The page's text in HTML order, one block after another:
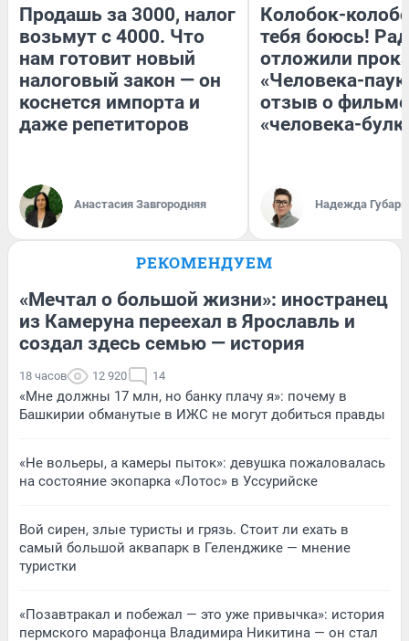
Продашь за 3000, налог
возьмут с 4000. Что
нам готовит новый
налоговый закон — он
коснется импорта и
даже репетиторов
Анастасия Завгородняя
Колобок-
тебя боюсь!
отложили
«Человека-
отзыв о
«человека-
Надежда Губарь
РЕКОМЕНДУЕМ
«Мечтал о большой жизни»: иностранец
из Камеруна переехал в Ярославль и
создал здесь семью — история
18 часов 12 920 14
«Мне должны 17 млн, но банку плачу я»: почему в
Башкирии обманутые в ИЖС не могут добиться правды
«Не вольеры, а камеры пыток»: девушка пожаловалась
на состояние экопарка «Лотос» в Уссурийске
Вой сирен, злые туристы и грязь. Стоит ли ехать в
самый большой аквапарк в Геленджике — мнение
туристки
«Позавтракал и побежал — это уже привычка»: история
пермского марафонца Владимира Никитина — он стал